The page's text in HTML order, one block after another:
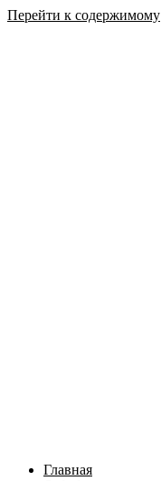
Перейти к содержимому
Главная